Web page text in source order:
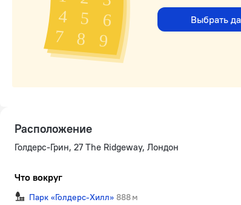
Выбрать
Расположение
Голдерс-Грин, 27 The Ridgeway, Лондон
Что вокруг
Парк «Голдерс-Хилл» 888 м